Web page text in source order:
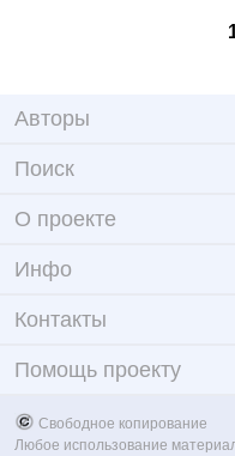
Авторы
Поиск
О проекте
Инфо
Контакты
Помощь проекту
Свободное копирование
Любое использование